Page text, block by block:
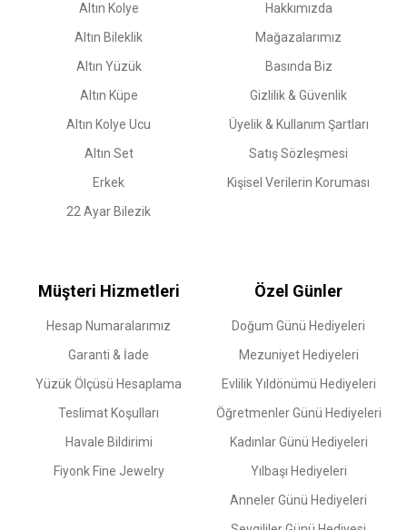
Altın Kolye
Altın Bileklik
Altın Yüzük
Altın Küpe
Altın Kolye Ucu
Altın Set
Erkek
22 Ayar Bilezik
Hakkımızda
Mağazalarımız
Basında Biz
Gizlilik & Güvenlik
Üyelik & Kullanım Şartları
Satış Sözleşmesi
Kişisel Verilerin Koruması
Müşteri Hizmetleri
Hesap Numaralarımız
Garanti & İade
Yüzük Ölçüsü Hesaplama
Teslimat Koşulları
Havale Bildirimi
Fiyonk Fine Jewelry
Özel Günler
Doğum Günü Hediyeleri
Mezuniyet Hediyeleri
Evlilik Yıldönümü Hediyeleri
Öğretmenler Günü Hediyeleri
Kadınlar Günü Hediyeleri
Yılbaşı Hediyeleri
Anneler Günü Hediyeleri